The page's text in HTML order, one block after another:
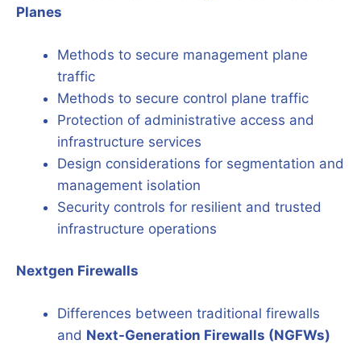
Planes
Methods to secure management plane
traffic
Methods to secure control plane traffic
Protection of administrative access and
infrastructure services
Design considerations for segmentation and
management isolation
Security controls for resilient and trusted
infrastructure operations
Nextgen Firewalls
Differences between traditional firewalls
and Next-Generation Firewalls (NGFWs)